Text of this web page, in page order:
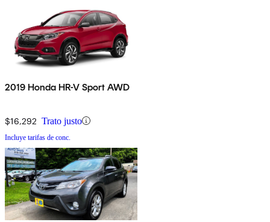
2019 Honda HR-V Sport AWD
$16,292 Trato justo
Incluye tarifas de conc.